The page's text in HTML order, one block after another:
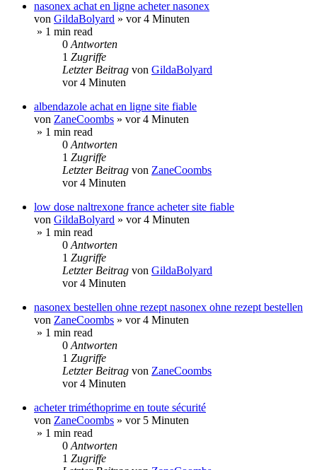
nasonex achat en ligne acheter nasonex
von GildaBolyard » vor 4 Minuten
» 1 min read
0 Antworten
1 Zugriffe
Letzter Beitrag von GildaBolyard
vor 4 Minuten
albendazole achat en ligne site fiable
von ZaneCoombs » vor 4 Minuten
» 1 min read
0 Antworten
1 Zugriffe
Letzter Beitrag von ZaneCoombs
vor 4 Minuten
low dose naltrexone france acheter site fiable
von GildaBolyard » vor 4 Minuten
» 1 min read
0 Antworten
1 Zugriffe
Letzter Beitrag von GildaBolyard
vor 4 Minuten
nasonex bestellen ohne rezept nasonex ohne rezept bestellen
von ZaneCoombs » vor 4 Minuten
» 1 min read
0 Antworten
1 Zugriffe
Letzter Beitrag von ZaneCoombs
vor 4 Minuten
acheter triméthoprime en toute sécurité
von ZaneCoombs » vor 5 Minuten
» 1 min read
0 Antworten
1 Zugriffe